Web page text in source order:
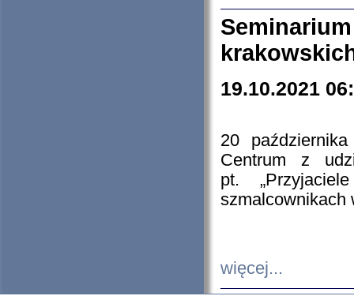
19.10.2021
20
Centrum z
pt.
szmalcownikach
więcej...